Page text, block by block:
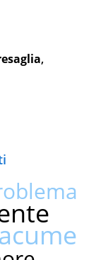
,